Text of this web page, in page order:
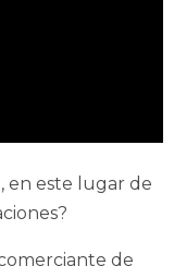
en este lugar de
de